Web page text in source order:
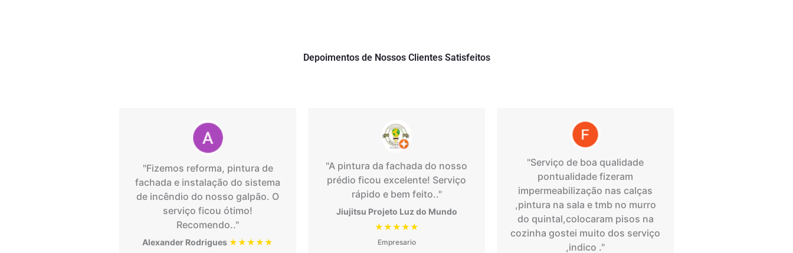
Depoimentos de Nossos Clientes Satisfeitos
"Fizemos reforma, pintura de
fachada e instalação do sistema
de incêndio do nosso galpão. O
serviço ficou ótimo!
Recomendo.."
Alexander Rodrigues ★★★★★
"A pintura da fachada do nosso
prédio ficou excelente! Serviço
rápido e bem feito.."
Jiujitsu Projeto Luz do Mundo
★★★★★
Empresario
"Serviço de boa qualidade
pontualidade fizeram
impermeabilização nas calças
,pintura na sala e tmb no murro
do quintal,colocaram pisos na
cozinha gostei muito dos serviço
,indico ."